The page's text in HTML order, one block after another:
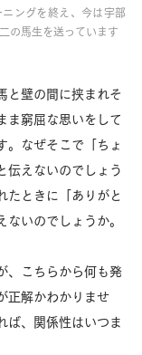
ングを終え、今は宇部
の馬生を送っています
と壁の間に挟まれそ
ま窮屈な思いをして
。なぜそこで「ちょ
伝えないのでしょう
たときに「ありがと
ないのでしょうか。
、こちらから何も発
正解かわかりませ
ば、関係性はいつま